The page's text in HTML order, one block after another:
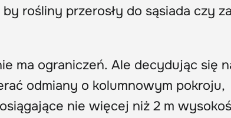
rośliny przerosły do sąsiada czy
ma ograniczeń. Ale decydując się
odmiany o kolumnowym pokroju,
nie więcej niż 2 m